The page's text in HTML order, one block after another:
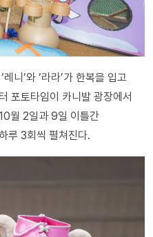
니’와 ‘라라’가 한복을 입고
포토타임이 카니발 광장에서
월 2일과 9일 이틀간
루 3회씩 펼쳐진다.